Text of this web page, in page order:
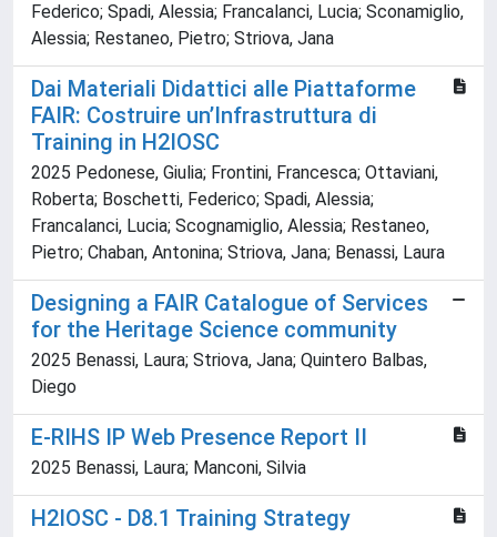
Federico; Spadi, Alessia; Francalanci, Lucia; Sconamiglio,
Alessia; Restaneo, Pietro; Striova, Jana
Dai Materiali Didattici alle Piattaforme
FAIR: Costruire un’Infrastruttura di
Training in H2IOSC
2025 Pedonese, Giulia; Frontini, Francesca; Ottaviani,
Roberta; Boschetti, Federico; Spadi, Alessia;
Francalanci, Lucia; Scognamiglio, Alessia; Restaneo,
Pietro; Chaban, Antonina; Striova, Jana; Benassi, Laura
Designing a FAIR Catalogue of Services
for the Heritage Science community
2025 Benassi, Laura; Striova, Jana; Quintero Balbas,
Diego
E-RIHS IP Web Presence Report II
2025 Benassi, Laura; Manconi, Silvia
H2IOSC - D8.1 Training Strategy